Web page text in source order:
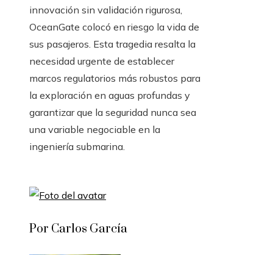
innovación sin validación rigurosa,
OceanGate colocó en riesgo la vida de
sus pasajeros. Esta tragedia resalta la
necesidad urgente de establecer
marcos regulatorios más robustos para
la exploración en aguas profundas y
garantizar que la seguridad nunca sea
una variable negociable en la
ingeniería submarina.
Por Carlos García